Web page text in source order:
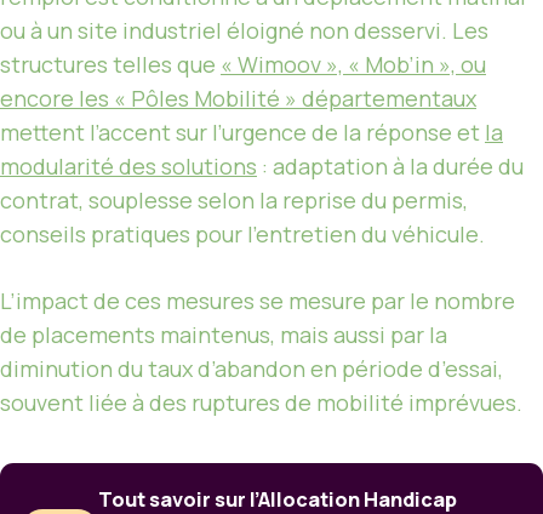
ou à un site industriel éloigné non desservi. Les
structures telles que « Wimoov », « Mob’in », ou
encore les « Pôles Mobilité » départementaux
mettent l’accent sur l’urgence de la réponse et la
modularité des solutions : adaptation à la durée du
contrat, souplesse selon la reprise du permis,
conseils pratiques pour l’entretien du véhicule.
L’impact de ces mesures se mesure par le nombre
de placements maintenus, mais aussi par la
diminution du taux d’abandon en période d’essai,
souvent liée à des ruptures de mobilité imprévues.
Tout savoir sur l’Allocation Handicap